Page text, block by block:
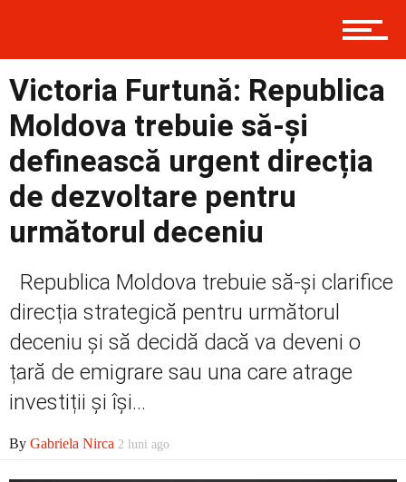
Politică
Externe
Social
Economic
Victoria Furtună: Republica
Moldova trebuie să-și
definească urgent direcția
de dezvoltare pentru
următorul deceniu
Republica Moldova trebuie să-și clarifice
direcția strategică pentru următorul
deceniu și să decidă dacă va deveni o
țară de emigrare sau una care atrage
investiții și își...
By Gabriela Nirca 2 luni ago